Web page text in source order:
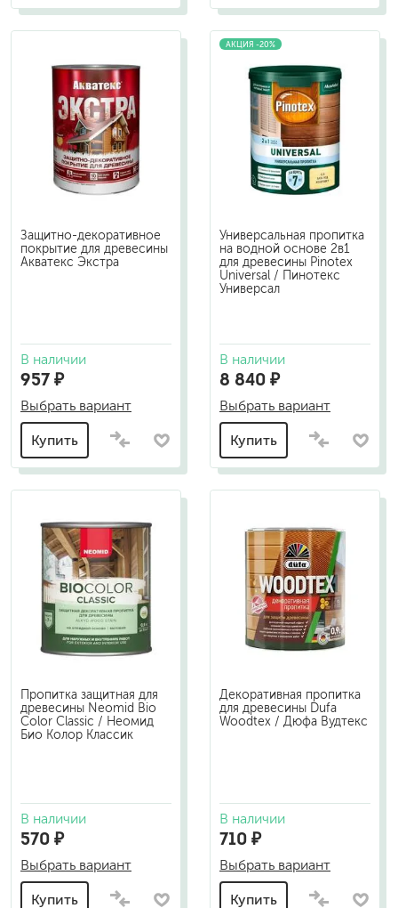
Защитно-декоративное
покрытие для древесины
Акватекс Экстра
В наличии
957 ₽
Выбрать вариант
Купить
АКЦИЯ -20%
Универсальная пропитка
на водной основе 2в1
для древесины Pinotex
Universal / Пинотекс
Универсал
В наличии
8 840 ₽
Выбрать вариант
Купить
Пропитка защитная для
древесины Neomid Bio
Color Classic / Неомид
Био Колор Классик
В наличии
570 ₽
Выбрать вариант
Купить
Декоративная пропитка
для древесины Dufa
Woodtex / Дюфа Вудтекс
В наличии
710 ₽
Выбрать вариант
Купить